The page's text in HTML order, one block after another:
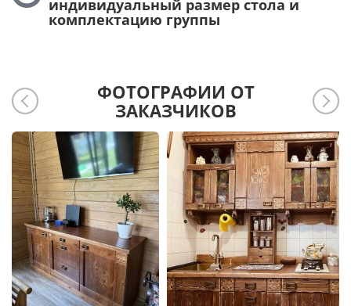
индивидуальный размер стола и
комплектацию группы
ФОТОГРАФИИ ОТ
ЗАКАЗЧИКОВ